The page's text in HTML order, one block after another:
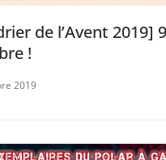
de l’Avent 2019] 9
!
2019